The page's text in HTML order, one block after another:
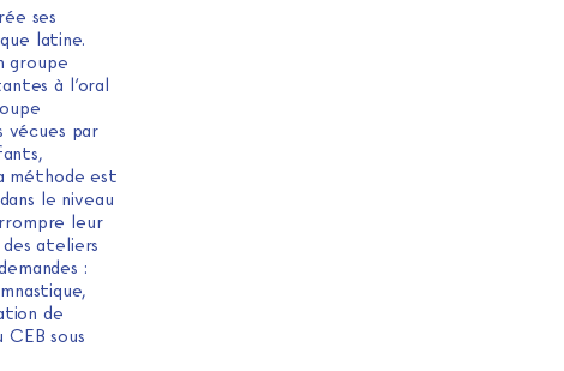
ses
latine.
groupe
à l’oral
par
méthode est
le niveau
leur
des ateliers
:
de
sous